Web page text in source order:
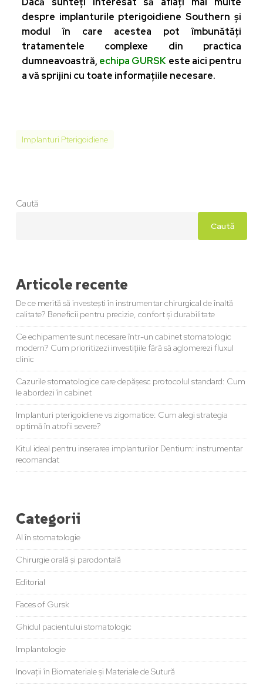
despre implanturile pterigoidiene Southern și
modul în care acestea pot îmbunătăți
tratamentele complexe din practica
dumneavoastră, echipa GURSK este aici pentru
a vă sprijini cu toate informațiile necesare.
Implanturi Pterigoidiene
Caută
Caută
Articole recente
De ce merită să investești în instrumentar chirurgical de înaltă
calitate? Beneficii pentru precizie, confort și durabilitate
Ce echipamente sunt necesare într-un cabinet stomatologic
modern? Cum prioritizezi investițiile fără să aglomerezi fluxul
clinic
Cazurile stomatologice care depășesc protocolul standard: Cum
le abordezi în cabinet
Implanturi pterigoidiene vs zigomatice: Cum alegi strategia
optimă în atrofii severe?
Kitul ideal pentru inserarea implanturilor Dentium: instrumentar
recomandat
Categorii
AI în stomatologie
Chirurgie orală și parodontală
Editorial
Faces of Gursk
Ghidul pacientului stomatologic
Implantologie
Inovații în Biomateriale și Materiale de Sutură